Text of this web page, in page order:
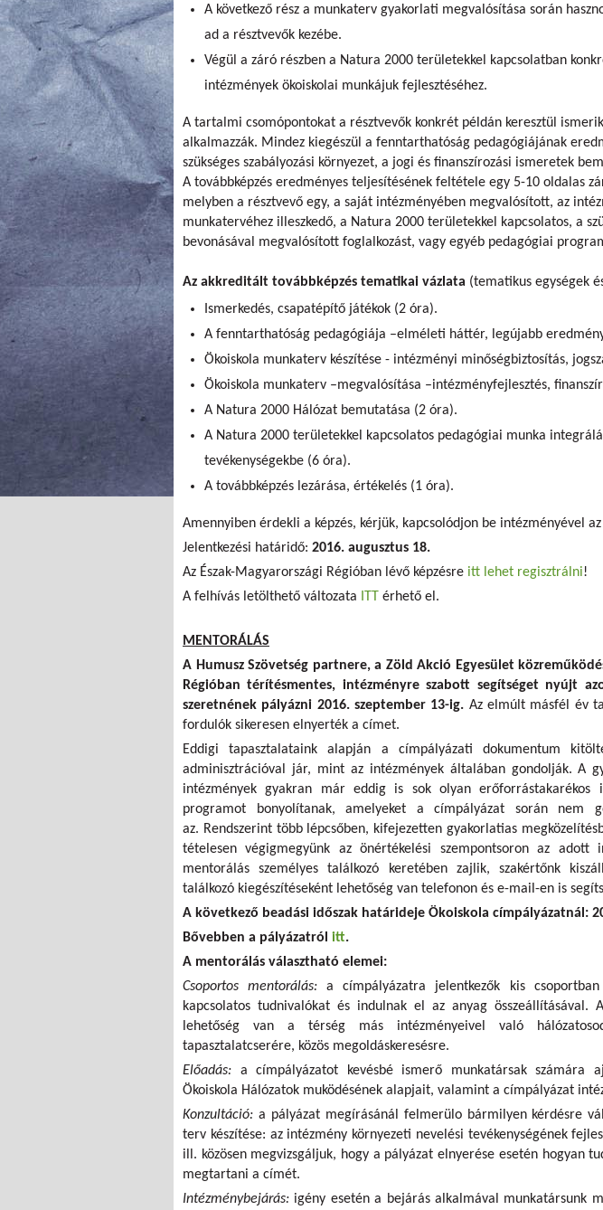
A következő rész a munkaterv gyakorlati megvalósítása során
ad a résztvevők kezébe.
Végül a záró részben a Natura 2000 területekkel kapcsolatban
intézmények ökoiskolai munkájuk fejlesztéséhez.
A tartalmi csomópontokat a résztvevők konkrét példán keresztül
alkalmazzák. Mindez kiegészül a fenntarthatóság pedagógiájának
szükséges szabályozási környezet, a jogi és finanszírozási ismeretek
A továbbképzés eredményes teljesítésének feltétele egy 5-10 oldalas
melyben a résztvevő egy, a saját intézményében megvalósított, az
munkatervéhez illeszkedő, a Natura 2000 területekkel kapcsolatos, a
bevonásával megvalósított foglalkozást, vagy egyéb pedagógiai
Az akkreditált továbbképzés tematikai vázlata (tematikus egységek
Ismerkedés, csapatépítő játékok (2 óra).
A fenntarthatóság pedagógiája –elméleti háttér, legújabb
Ökoiskola munkaterv készítése - intézményi minőségbiztosítás,
Ökoiskola munkaterv –megvalósítása –intézményfejlesztés,
A Natura 2000 Hálózat bemutatása (2 óra).
A Natura 2000 területekkel kapcsolatos pedagógiai munka
tevékenységekbe (6 óra).
A továbbképzés lezárása, értékelés (1 óra).
Amennyiben érdekli a képzés, kérjük, kapcsolódjon be intézményével
Jelentkezési határidő: 2016. augusztus 18.
Az Észak-Magyarországi Régióban lévő képzésre itt lehet regisztrálni!
A felhívás letölthető változata ITT érhető el.
MENTORÁLÁS
A Humusz Szövetség partnere, a Zöld Akció Egyesület
Régióban térítésmentes, intézményre szabott segítséget nyújt
szeretnének pályázni 2016. szeptember 13-ig. Az elmúlt másfél év
fordulók sikeresen elnyerték a címet.
Eddigi tapasztalataink alapján a címpályázati dokumentum
adminisztrációval jár, mint az intézmények általában gondolják. A
intézmények gyakran már eddig is sok olyan erőforrástakarékos
programot bonyolítanak, amelyeket a címpályázat során nem
az. Rendszerint több lépcsőben, kifejezetten gyakorlatias
tételesen végigmegyünk az önértékelési szempontsoron az adott
mentorálás személyes találkozó keretében zajlik, szakértőnk
találkozó kiegészítéseként lehetőség van telefonon és e-mail-en is
A következő beadási időszak határideje Ökoiskola címpályázatnál:
Bővebben a pályázatról itt.
A mentorálás választható elemei:
Csoportos mentorálás:a címpályázatra jelentkezők kis
kapcsolatos tudnivalókat és indulnak el az anyag összeállításával.
lehetőség van a térség más intézményeivel való
tapasztalatcserére, közös megoldáskeresésre.
Előadás: a címpályázatot kevésbé ismerő munkatársak számára
Ökoiskola Hálózatok muködésének alapjait, valamint a címpályázat
Konzultáció: a pályázat megírásánál felmerülo bármilyen kérdésre
terv készítése: az intézmény környezeti nevelési tevékenységének
ill. közösen megvizsgáljuk, hogy a pályázat elnyerése esetén hogyan
megtartani a címét.
Intézménybejárás: igény esetén a bejárás alkalmával munkatársunk